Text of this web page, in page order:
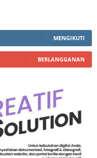
MENGIKUTI
BERLANGGANAN